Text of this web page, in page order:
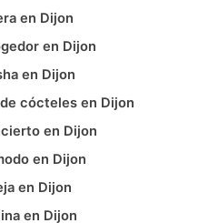
en Dijon
en Dijon
en Dijon
cócteles en Dijon
en Dijon
en Dijon
en Dijon
en Dijon